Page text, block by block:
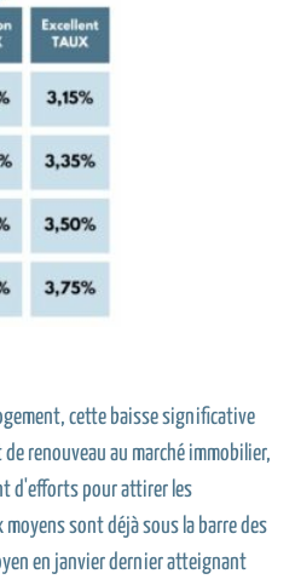
cette baisse significative
renouveau au marché immobilier,
d'efforts pour attirer les
sont déjà sous la barre des
en janvier dernier atteignant